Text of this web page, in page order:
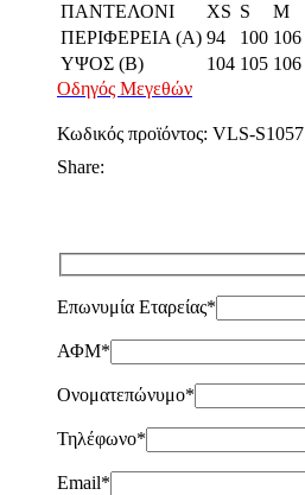
ΠΑΝΤΕΛΟΝΙ
XS S M
ΠΕΡΙΦΕΡΕΙΑ (Α) 94 100 106
ΥΨΟΣ (Β)
104 105 106
Οδηγός Μεγεθών
Κωδικός προϊόντος: VLS-S1057
Share:
Επωνυμία Εταρείας*
ΑΦΜ*
Ονοματεπώνυμο*
Τηλέφωνο*
Email*